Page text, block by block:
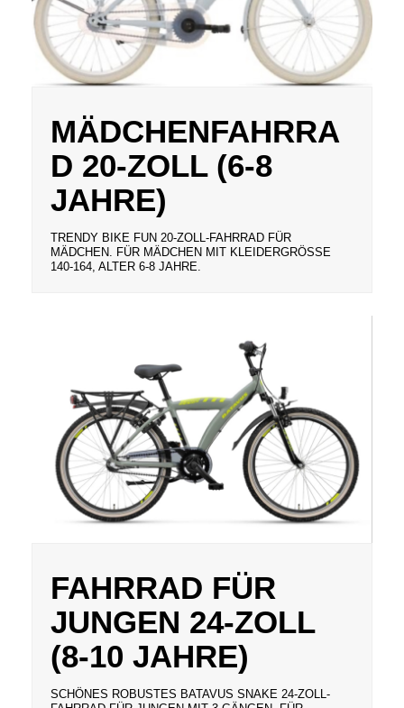
MÄDCHENFAHRRA
D 20-ZOLL (6-8
JAHRE)
TRENDY BIKE FUN 20-ZOLL-FAHRRAD FÜR
MÄDCHEN. FÜR MÄDCHEN MIT KLEIDERGRÖSSE 1
40-164, ALTER 6-8 JAHRE.
FAHRRAD FÜR
JUNGEN 24-ZOLL
(8-10 JAHRE)
SCHÖNES ROBUSTES BATAVUS SNAKE 24-ZOLL-